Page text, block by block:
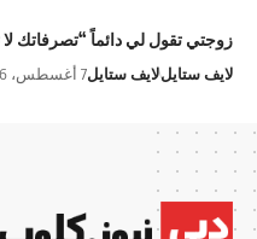
زوجتي تقول لي دائماً “تصرفاتك
لايف ستايللايف ستايل7 أغسطس، 2026